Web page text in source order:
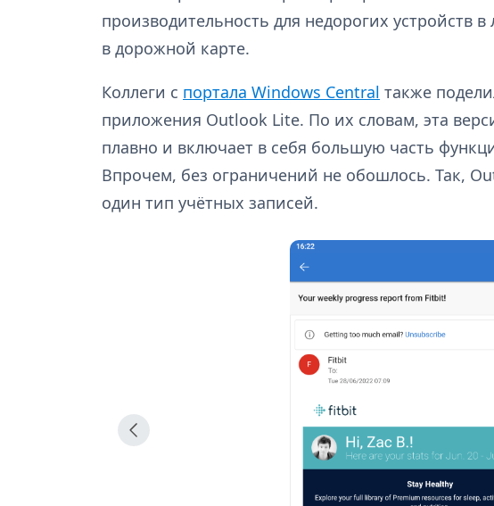
производительность для недорогих устройств
в дорожной карте.
Коллеги с портала Windows Central также
приложения Outlook Lite. По их словам, эта
плавно и включает в себя большую часть
Впрочем, без ограничений не обошлось. Так,
один тип учётных записей.